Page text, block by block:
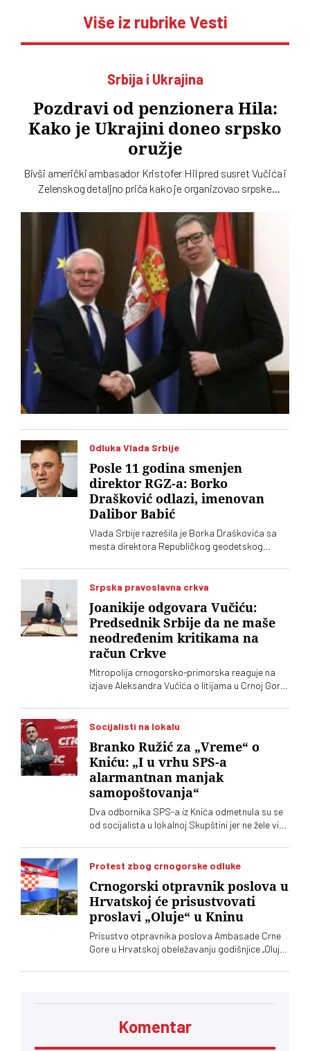
Više iz rubrike Vesti
Srbija i Ukrajina
Pozdravi od penzionera Hila:
Kako je Ukrajini doneo srpsko
oružje
Bivši američki ambasador Kristofer Hil pred susret Vučića i
Zelenskog detaljno priča kako je organizovao srpske
zajedničku fabriku dronova
Odluka Vlada Srbije
Posle 11 godina smenjen
direktor RGZ-a: Borko
Drašković odlazi, imenovan
Dalibor Babić
Vlada Srbije razrešila je Borka Draškovića sa
mesta direktora Republičkog geodetskog
vršioca dužnosti direktora imenovan je
geodetski inspektor Dalibor Babić
Srpska pravoslavna crkva
Joanikije odgovara Vučiću:
Predsednik Srbije da ne maše
neodređenim kritikama na
račun Crkve
Mitropolija crnogorsko-primorska reaguje na
izjave Aleksandra Vučića o litijama u Crnoj Gori
Socijalisti na lokalu
Branko Ružić za „Vreme“ o
Kniću: „I u vrhu SPS-a
alarmantnan manjak
samopoštovanja“
Dva odbornika SPS-a iz Knića odmetnula su se
od socijalista u lokalnoj Skupštini jer ne žele više
naprednjacima. Jedan od njih kaže za „Vreme“
da je „SNS u Kniću nasilna skupina
ikada više, da sarađuju. Branko Ružić za
„Vreme“ kaže da je alarmantno da tendencije
odricanja od izvornih principa i mazohizma
postoje ne samo na lokalu, već i u samom vrhu
SPS-a
Protest zbog crnogorske odluke
Crnogorski otpravnik poslova u
Hrvatskoj će prisustvovati
proslavi „Oluje“ u Kninu
Prisustvo otpravnika poslova Ambasade Crne
Gore u Hrvatskoj obeležavanju godišnjice „Oluje“
Vučić je poručio da je reč o proslavi zločina
Komentar